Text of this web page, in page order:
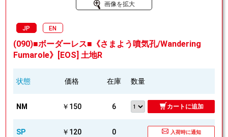
画像を拡大
JP EN
(090)■ボーダーレス■《さまよう噴気孔/Wandering
Fumarole》[EOS] 土地R
状態 価格 在庫 数量
NM ￥150 6 カートに追加
SP ￥120 0 入荷時に通知